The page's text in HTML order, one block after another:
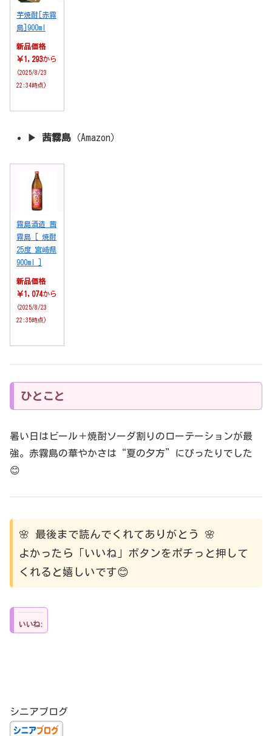
芋焼酎[赤霧
島]900ml
新品価格
￥1,293から
(2025/8/23
22:34時点)
▶︎茜霧島 （Amazon）
霧島酒造 茜
霧島 [ 焼酎
25度 宮崎県
900ml ]
新品価格
￥1,074から
(2025/8/23
22:35時点)
ひとこと
暑い日はビール＋焼酎ソーダ割りのローテーションが最
強。赤霧島の華やかさは“夏の夕方”にぴったりでした
😊
🌸 最後まで読んでくれてありがとう 🌸
よかったら「いいね」ボタンをポチっと押して
くれると嬉しいです😊
いいね:
シニアブログ